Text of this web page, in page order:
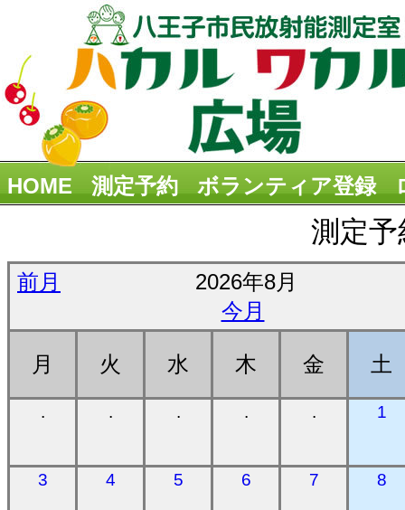
HOME 測定予約 ボランティア登録
測定
前月
2026年8月
今月
月 火 水 木 金 土
. . . . . 1
3 4 5 6 7 8